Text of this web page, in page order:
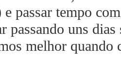
e passar tempo
passando uns
melhor quando